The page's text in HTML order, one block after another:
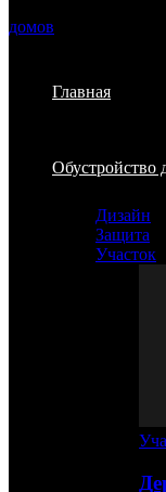
домов
Главная
Обустройство
Дизайн
Защита
Участок